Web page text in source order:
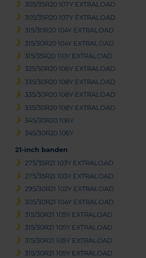
305/35R20 107Y EXTRALOAD
305/35R20 107Y EXTRALOAD
315/30R20 104Y EXTRALOAD
315/30R20 104Y EXTRALOAD
315/35R20 110Y EXTRALOAD
325/30R20 106Y EXTRALOAD
335/30R20 108Y EXTRALOAD
335/30R20 108Y EXTRALOAD
335/30R20 108Y EXTRALOAD
345/30R20 106Y
345/30R20 106Y
21-inch banden
275/35R21 103Y EXTRALOAD
275/35R21 103Y EXTRALOAD
295/30R21 102Y EXTRALOAD
305/30R21 104Y EXTRALOAD
315/30R21 105Y EXTRALOAD
315/30R21 105Y EXTRALOAD
315/30R21 105Y EXTRALOAD
315/30R21 105Y EXTRALOAD